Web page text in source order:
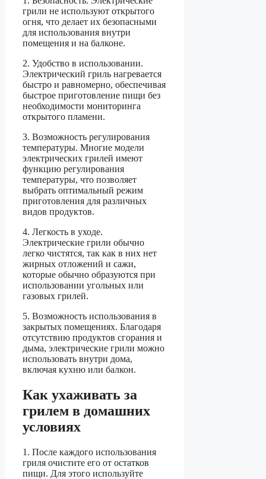
грили не используют открытого
огня, что делает их безопасными
для использования внутри
помещения и на балконе.
2. Удобство в использовании.
Электрический гриль нагревается
быстро и равномерно, обеспечивая
быстрое приготовление пищи без
необходимости мониторинга
открытого пламени.
3. Возможность регулирования
температуры. Многие модели
электрических грилей имеют
функцию регулирования
температуры, что позволяет
выбрать оптимальный режим
приготовления для различных
видов продуктов.
4. Легкость в уходе.
Электрические грили обычно
легко чистятся, так как в них нет
жирных отложений и сажи,
которые обычно образуются при
использовании угольных или
газовых грилей.
5. Возможность использования в
закрытых помещениях. Благодаря
отсутствию продуктов сгорания и
дыма, электрические грили можно
использовать внутри дома,
включая кухню или балкон.
Как ухаживать за
грилем в домашних
условиях
1. После каждого использования
гриля очистите его от остатков
пищи. Для этого используйте